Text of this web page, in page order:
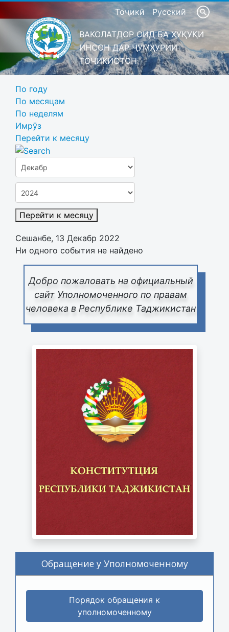
Тоҷикӣ Русский
ВАКОЛАТДОР ОИД БА ҲУҚУҚИ
ИНСОН ДАР ҶУМҲУРИИ
ТОҶИКИСТОН
Добро пожаловать на официальный
сайт Уполномоченного по правам
человека в Республике Таджикистан
Обращение у Уполномоченному
Порядок обращения к
уполномоченному
По году
По месяцам
По неделям
Имрӯз
Перейти к месяцу
Перейти к месяцу
Сешанбе, 13 Декабр 2022
Ни одного события не найдено